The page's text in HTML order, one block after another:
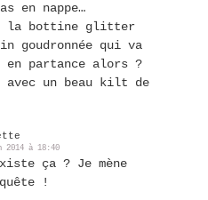
en nappe…
la bottine glitter
goudronnée qui va
en partance alors ?
avec un beau kilt de
2014 à 18:40
ça ? Je mène
!